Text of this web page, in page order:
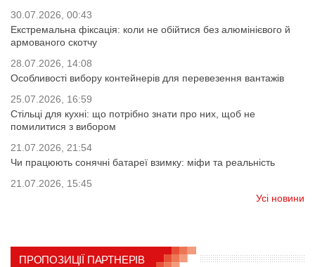
30.07.2026, 00:43
Екстремальна фіксація: коли не обійтися без алюмінієвого й
армованого скотчу
28.07.2026, 14:08
Особливості вибору контейнерів для перевезення вантажів
25.07.2026, 16:59
Стільці для кухні: що потрібно знати про них, щоб не
помилитися з вибором
21.07.2026, 21:54
Чи працюють сонячні батареї взимку: міфи та реальність
21.07.2026, 15:45
Усі новини
ПРОПОЗИЦІЇ ПАРТНЕРІВ